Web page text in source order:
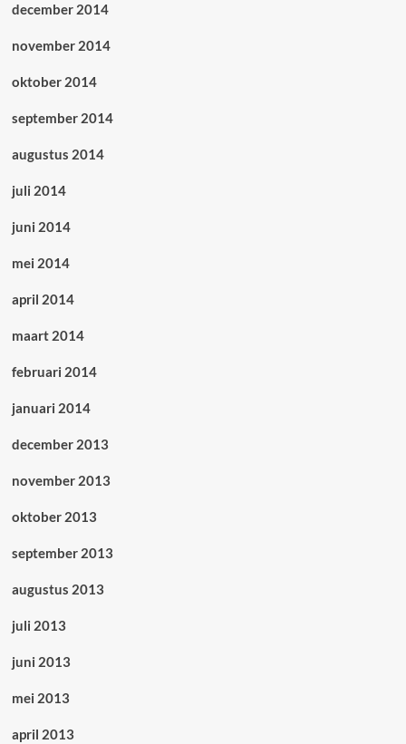
december 2014
november 2014
oktober 2014
september 2014
augustus 2014
juli 2014
juni 2014
mei 2014
april 2014
maart 2014
februari 2014
januari 2014
december 2013
november 2013
oktober 2013
september 2013
augustus 2013
juli 2013
juni 2013
mei 2013
april 2013